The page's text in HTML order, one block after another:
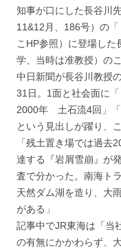
知事が口にした長谷川
11&12月、186号）の
こHP参照）に登場した
学、当時は准教授）のこ
中日新聞が長谷川教授
31日。1面と社会面に
2000年 土石流4回」「
という見出しが躍り、
「残土置き場では過去
達する『岩屑雪崩』が
査で分かった。南海ト
天然ダム湖を造り、大
がある」
記事中でJR東海は「当
の有無にかかわらず、